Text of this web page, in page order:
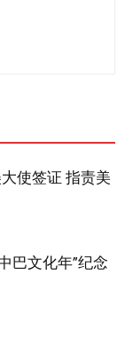
使签证 指责美
巴文化年”纪念